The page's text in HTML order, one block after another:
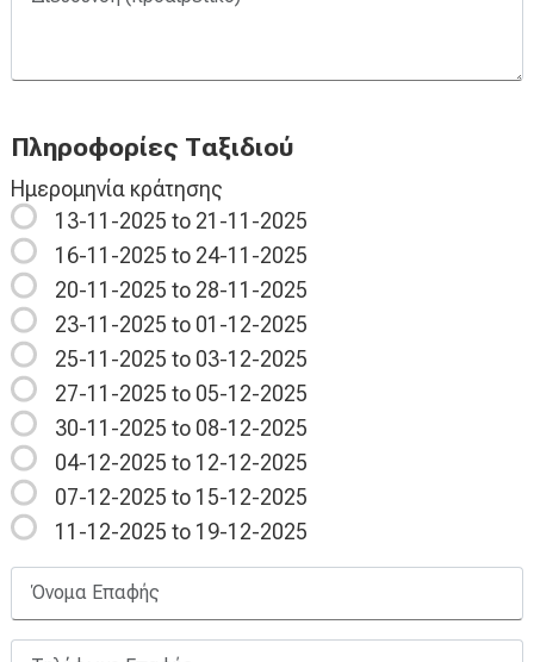
Πληροφορίες Ταξιδιού
Ημερομηνία κράτησης
13-11-2025 to 21-11-2025
16-11-2025 to 24-11-2025
20-11-2025 to 28-11-2025
23-11-2025 to 01-12-2025
25-11-2025 to 03-12-2025
27-11-2025 to 05-12-2025
30-11-2025 to 08-12-2025
04-12-2025 to 12-12-2025
07-12-2025 to 15-12-2025
11-12-2025 to 19-12-2025